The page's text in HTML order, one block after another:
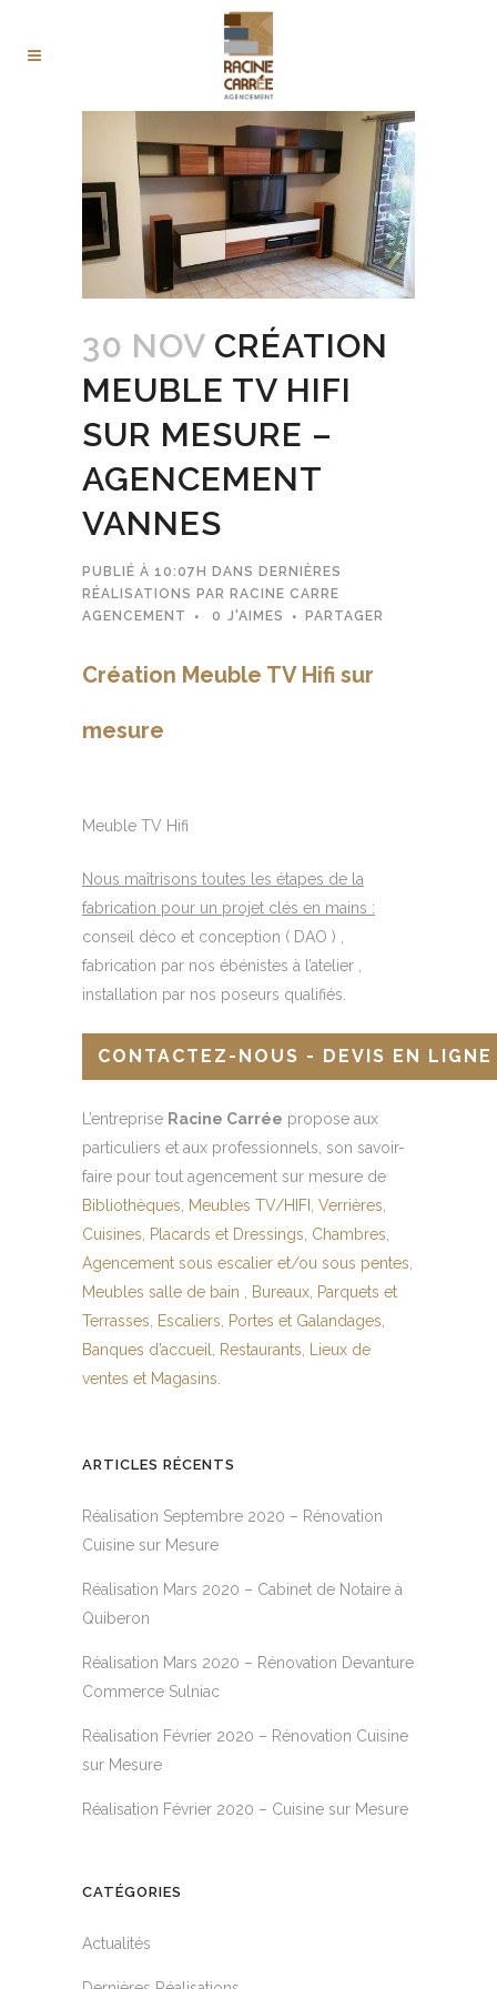
30 NOV CRÉATION
MEUBLE TV HIFI
SUR MESURE –
AGENCEMENT
VANNES
PUBLIÉ À 10:07H DANS DERNIÈRES
RÉALISATIONS PAR RACINE CARRE
AGENCEMENT
0 J'AIMES PARTAGER
Création Meuble TV Hifi sur
mesure
Meuble TV Hifi
Nous maîtrisons toutes les étapes de la
fabrication pour un projet clés en mains :
conseil déco et conception ( DAO ) ,
fabrication par nos ébénistes à l’atelier ,
installation par nos poseurs qualifiés.
CONTACTEZ-NOUS - DEVIS EN LIGNE
L’entreprise Racine Carrée propose aux
particuliers et aux professionnels, son savoir-
faire pour tout agencement sur mesure de
Bibliothèques
Meubles TV/HIFI Verrières
Cuisines
Placards et Dressings Chambres
Agencement sous escalier et/ou sous pentes
Meubles salle de bain
Bureaux Parquets et
Terrasses
Escaliers Portes et Galandages
Banques d’accueil
Restaurants
Lieux de
ventes et Magasins
ARTICLES RÉCENTS
Réalisation Septembre 2020 – Rénovation
Cuisine sur Mesure
Réalisation Mars 2020 – Cabinet de Notaire à
Quiberon
Réalisation Mars 2020 – Rénovation Devanture
Commerce Sulniac
Réalisation Février 2020 – Rénovation Cuisine
sur Mesure
Réalisation Février 2020 – Cuisine sur Mesure
CATÉGORIES
Actualités